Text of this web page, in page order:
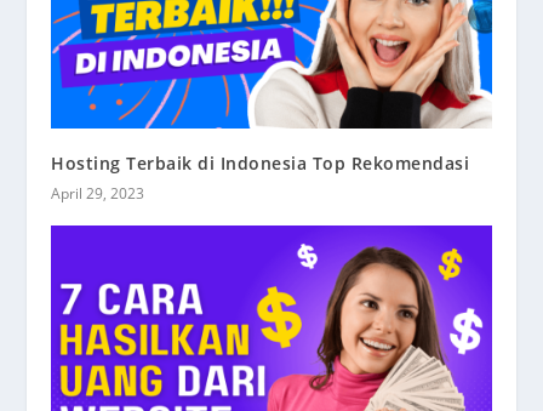
Hosting Terbaik di Indonesia Top Rekomendasi
April 29, 2023